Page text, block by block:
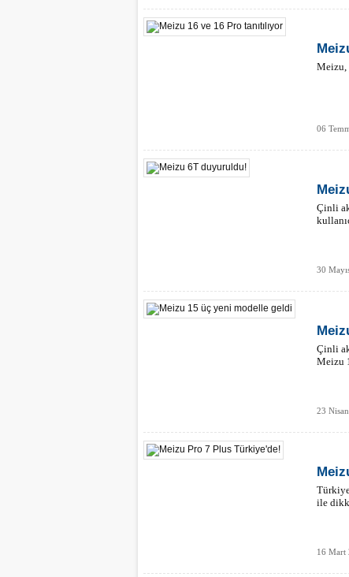
Meizu,
06
Çinli
30
Çinli
Meizu
23
ile
16 Mart